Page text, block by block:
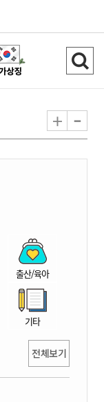
검
색
기
+ -
출산/육아
기타
전체보기